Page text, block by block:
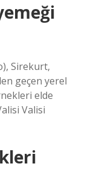
Sirekurt,
geçen yerel
elde
Valisi